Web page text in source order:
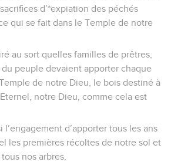
d’*expiation des péchés
qui se fait dans le Temple de notre
au sort quelles familles de prêtres,
peuple devaient apporter chaque
de notre Dieu, le bois destiné à
notre Dieu, comme cela est
l’engagement d’apporter tous les ans
les premières récoltes de notre sol et
nos arbres,